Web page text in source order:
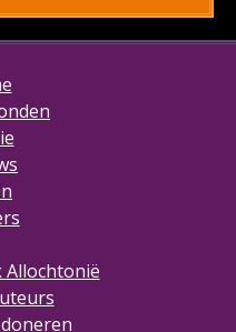
Allochtonië